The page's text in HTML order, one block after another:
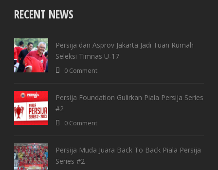
RECENT NEWS
Persija dan Asprov Jakarta Jadi Tuan Rumah
Seleksi Timnas U-17
0 Comment
Persija Foundation Gulirkan Piala Persija Series
#2
0 Comment
Persija Muda Juara Back To Back Piala Persija
Series #2